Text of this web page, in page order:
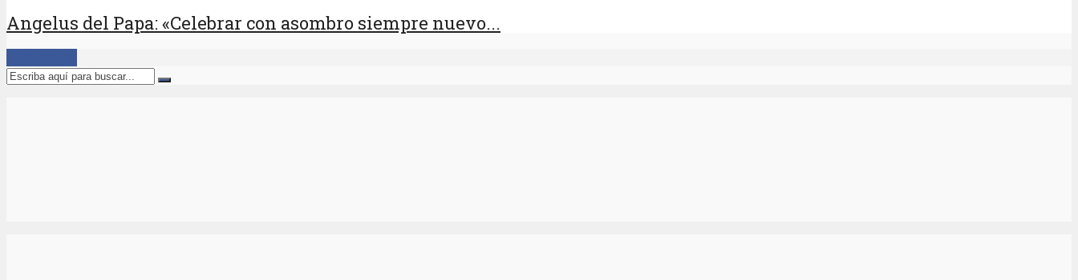
Angelus del Papa: «Celebrar con asombro siempre nuevo...